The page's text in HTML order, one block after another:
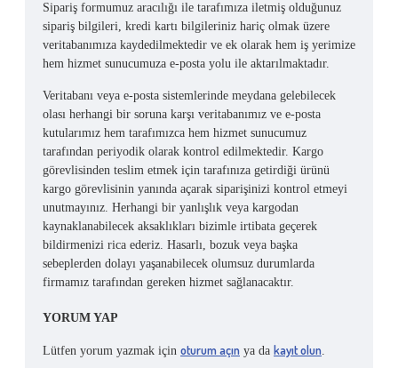
Sipariş formumuz aracılığı ile tarafımıza iletmiş olduğunuz
sipariş bilgileri, kredi kartı bilgileriniz hariç olmak üzere
veritabanımıza kaydedilmektedir ve ek olarak hem iş yerimize
hem hizmet sunucumuza e-posta yolu ile aktarılmaktadır.
Veritabanı veya e-posta sistemlerinde meydana gelebilecek
olası herhangi bir soruna karşı veritabanımız ve e-posta
kutularımız hem tarafımızca hem hizmet sunucumuz
tarafından periyodik olarak kontrol edilmektedir. Kargo
görevlisinden teslim etmek için tarafınıza getirdiği ürünü
kargo görevlisinin yanında açarak siparişinizi kontrol etmeyi
unutmayınız. Herhangi bir yanlışlık veya kargodan
kaynaklanabilecek aksaklıkları bizimle irtibata geçerek
bildirmenizi rica ederiz. Hasarlı, bozuk veya başka
sebeplerden dolayı yaşanabilecek olumsuz durumlarda
firmamız tarafından gereken hizmet sağlanacaktır.
YORUM YAP
Lütfen yorum yazmak için oturum açın ya da kayıt olun